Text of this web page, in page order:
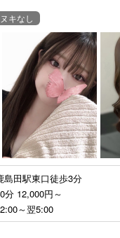
ヌキなし
島田駅東口徒歩3分
分 12,000円～
～翌5:00